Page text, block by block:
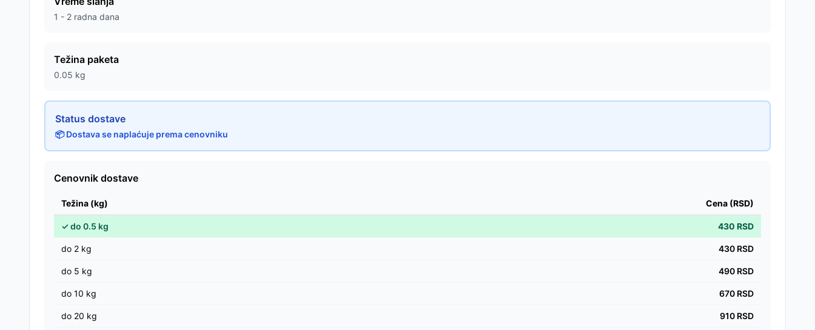
1 - 2 radna dana
Težina paketa
0.05 kg
Status dostave
📦 Dostava se naplaćuje prema cenovniku
Cenovnik dostave
Težina (kg) Cena (RSD)
✓do 0.5 kg 430 RSD
do 2 kg 430 RSD
do 5 kg 490 RSD
do 10 kg 670 RSD
do 20 kg 910 RSD